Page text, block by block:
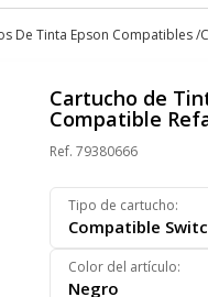
De Tinta Epson Compatibles
Cartucho de
Compatible
Ref. 79380666
Tipo de cartucho:
Compatible
Color del artículo:
Negro